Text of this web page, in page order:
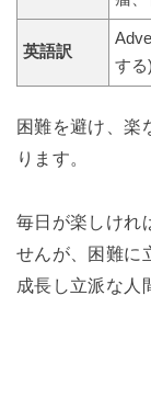
英語訳
する)
困難を避け、楽
ります。
毎日が楽しけれ
せんが、困難に
成長し立派な人